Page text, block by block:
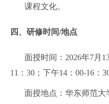
课程文化。
四、 研修时间/地点
面授时间： 2026年7月
11 ： 30 ；下午14 ： 00-16 ：
面授地点：华东师范大